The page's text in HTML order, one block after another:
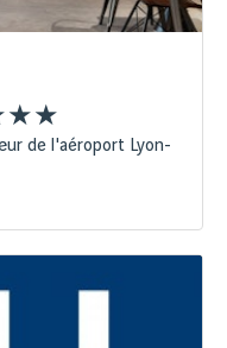
★★★
de l'aéroport Lyon-